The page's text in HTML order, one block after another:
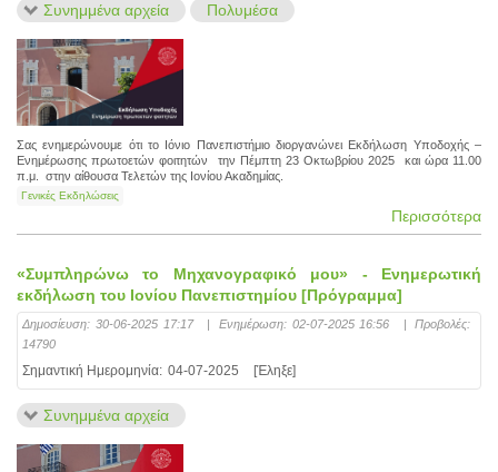
Συνημμένα αρχεία Πολυμέσα
Σας ενημερώνουμε ότι το Ιόνιο Πανεπιστήμιο διοργανώνει Εκδήλωση Υποδοχής –
Ενημέρωσης πρωτοετών φοιτητών την Πέμπτη 23 Οκτωβρίου 2025 και ώρα 11.00
π.μ. στην αίθουσα Τελετών της Ιονίου Ακαδημίας.
Γενικές Εκδηλώσεις
Περισσότερα
«Συμπληρώνω το Μηχανογραφικό μου» - Ενημερωτική
εκδήλωση του Ιονίου Πανεπιστημίου [Πρόγραμμα]
Δημοσίευση: 30-06-2025 17:17 Ενημέρωση: 02-07-2025 16:56
Προβολές:
14790
Σημαντική Ημερομηνία: 04-07-2025 [Έληξε]
Συνημμένα αρχεία